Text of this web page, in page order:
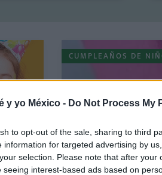
y yo México - Do Not Process My
to opt-out of the sale, sharing to third
information for targeted advertising by
selection. Please note that after
seeing interest-based ads based on
CUMPLEAÑOS DE